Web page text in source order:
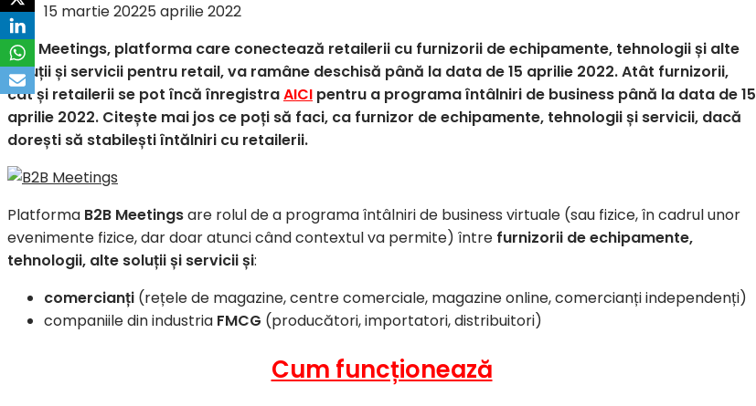
15 martie 20225 aprilie 2022
B2B Meetings, platforma care conectează retailerii cu furnizorii de echipamente, tehnologii și alte
soluții și servicii pentru retail, va ramâne deschisă până la data de 15 aprilie 2022. Atât furnizorii,
cât și retailerii se pot încă înregistraAICI pentru a programa întâlniri de business până la data de 15
aprilie 2022. Citește mai jos ce poți să faci, ca furnizor de echipamente, tehnologii și servicii, dacă
dorești să stabilești întălniri cu retailerii.
Platforma B2B Meetingsare rolul de a programa întâlniri de business virtuale (sau fizice, în cadrul unor
evenimente fizice, dar doar atunci când contextul va permite) între furnizorii de echipamente,
tehnologii, alte soluții și servicii și:
comercianți (rețele de magazine, centre comerciale, magazine online, comercianți independenți)
companiile din industria FMCG (producători, importatori, distribuitori)
Cum funcționează